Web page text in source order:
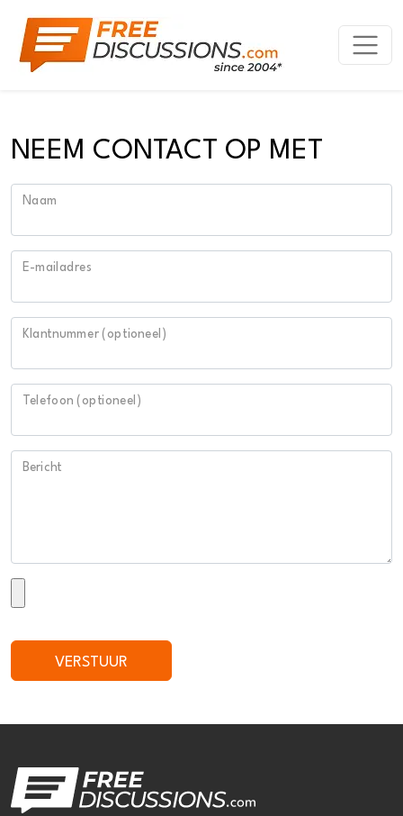
NEEM CONTACT OP MET
Naam
E-mailadres
Klantnummer (optioneel)
Telefoon (optioneel)
Bericht
VERSTUUR